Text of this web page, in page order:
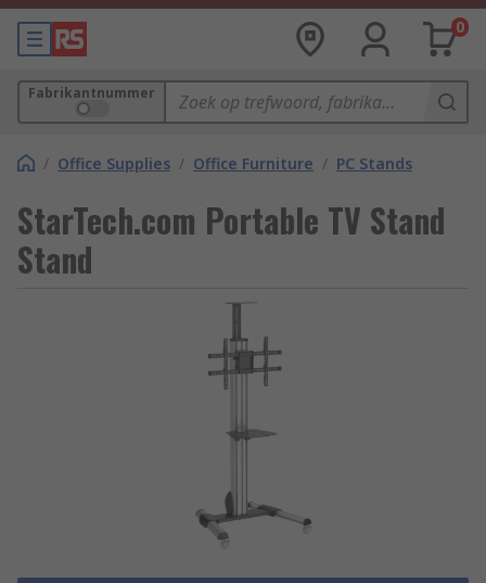
0
Fabrikantnummer
/ Office Supplies / Office Furniture / PC Stands
StarTech.com Portable TV Stand
Stand